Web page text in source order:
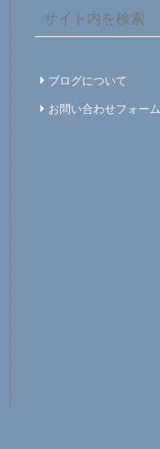
ブログについて
お問い合わせフォーム